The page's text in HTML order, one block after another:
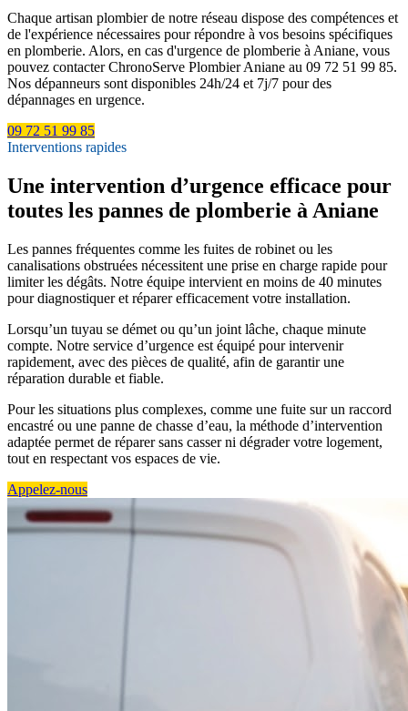
Chaque artisan plombier de notre réseau dispose des compétences et
de l'expérience nécessaires pour répondre à vos besoins spécifiques
en plomberie. Alors, en cas d'urgence de plomberie à Aniane, vous
pouvez contacter ChronoServe Plombier Aniane au 09 72 51 99 85.
Nos dépanneurs sont disponibles 24h/24 et 7j/7 pour des
dépannages en urgence.
09 72 51 99 85
Interventions rapides
Une intervention d’urgence efficace pour
toutes les pannes de plomberie à Aniane
Les pannes fréquentes comme les fuites de robinet ou les
canalisations obstruées nécessitent une prise en charge rapide pour
limiter les dégâts. Notre équipe intervient en moins de 40 minutes
pour diagnostiquer et réparer efficacement votre installation.
Lorsqu’un tuyau se démet ou qu’un joint lâche, chaque minute
compte. Notre service d’urgence est équipé pour intervenir
rapidement, avec des pièces de qualité, afin de garantir une
réparation durable et fiable.
Pour les situations plus complexes, comme une fuite sur un raccord
encastré ou une panne de chasse d’eau, la méthode d’intervention
adaptée permet de réparer sans casser ni dégrader votre logement,
tout en respectant vos espaces de vie.
Appelez-nous